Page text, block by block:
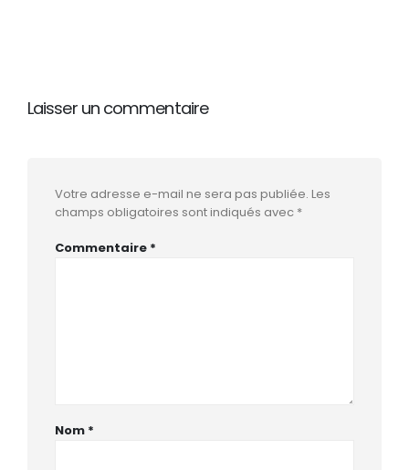
Laisser un commentaire
Votre adresse e-mail ne sera pas publiée. Les
champs obligatoires sont indiqués avec *
Commentaire *
Nom *